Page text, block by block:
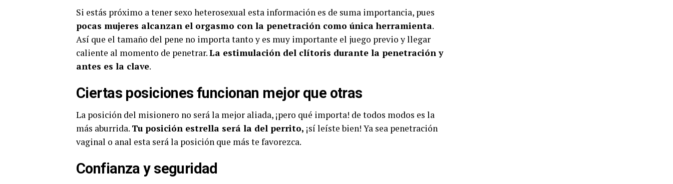
Si estás próximo a tener sexo heterosexual esta información es de suma importancia, pues
pocas mujeres alcanzan el orgasmo con la penetración como única herramienta.
Así que el tamaño del pene no importa tanto y es muy importante el juego previo y llegar
caliente al momento de penetrar.La estimulación del clítoris durante la penetración y
antes es la clave.
Ciertas posiciones funcionan mejor que otras
La posición del misionero no será la mejor aliada, ¡pero qué importa! de todos modos es la
más aburrida. Tu posición estrella será la del perrito, ¡sí leíste bien! Ya sea penetración
vaginal o anal esta será la posición que más te favorezca.
Confianza y seguridad